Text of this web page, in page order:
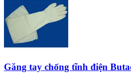
Găng tay chống tĩnh điện